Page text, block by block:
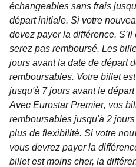
échangeables sans frais
départ initiale. Si votre
devez payer la différence.
serez pas remboursé. Les
jours avant la date de départ
remboursables. Votre billet
jusqu'à 7 jours avant le
Avec Eurostar Premier, vos
remboursables jusqu'à 2
plus de flexibilité. Si votre
vous devrez payer la
billet est moins cher, la